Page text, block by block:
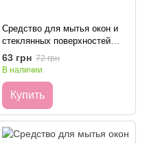
Средство для мытья окон и
стеклянных поверхностей
Sidolux Цветочное 0,5л
63 грн 72 грн
В наличии
Купить